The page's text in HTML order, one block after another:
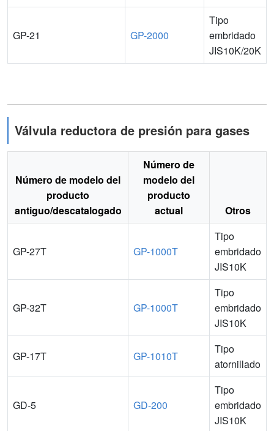
GP-21 GP-2000
Tipo
embridado
JIS10K/20K
Válvula reductora de presión para gases
Número de modelo del
producto
antiguo/descatalogado
Número de
modelo del
producto
actual
Otros
GP-27T GP-1000T
Tipo
embridado
JIS10K
GP-32T GP-1000T
Tipo
embridado
JIS10K
GP-17T GP-1010T
Tipo
atornillado
GD-5 GD-200
Tipo
embridado
JIS10K